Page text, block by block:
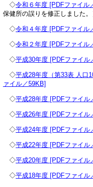
◇令和６年度 [PDFファイル
保健所の誤りを修正しました。
◇令和４年度 [PDFファイル
◇令和２年度 [PDFファイル
◇平成30年度 [PDFファイル
◇平成28年度（第33表 人口
ァイル／59KB]
◇平成28年度 [PDFファイル
◇平成26年度 [PDFファイル
◇平成24年度 [PDFファイル
◇平成22年度 [PDFファイル
◇平成20年度 [PDFファイル
◇平成18年度 [PDFファイル